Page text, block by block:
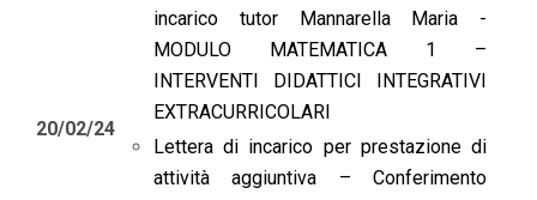
20/02/24
incarico tutor Mannarella Maria -
MODULO MATEMATICA 1 –
INTERVENTI DIDATTICI INTEGRATIVI
EXTRACURRICOLARI
Lettera di incarico per prestazione di
attività aggiuntiva – Conferimento